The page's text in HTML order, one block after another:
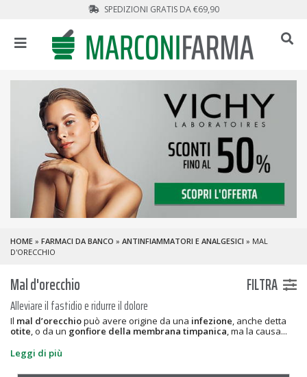
SPEDIZIONI GRATIS DA €69,90
HOME » FARMACI DA BANCO » ANTINFIAMMATORI E ANALGESICI » MAL
D'ORECCHIO
Mal d'orecchio FILTRA
Alleviare il fastidio e ridurre il dolore
Il mal d’orecchiopuò avere origine da una infezione, anche detta
otite, o da un gonfiore della membrana timpanica, ma la causa...
Leggi di più